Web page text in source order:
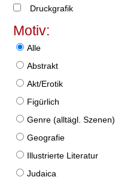
Druckgrafik
Motiv:
Alle
Abstrakt
Akt/Erotik
Figürlich
Genre (alltägl. Szenen)
Geografie
Illustrierte Literatur
Judaica